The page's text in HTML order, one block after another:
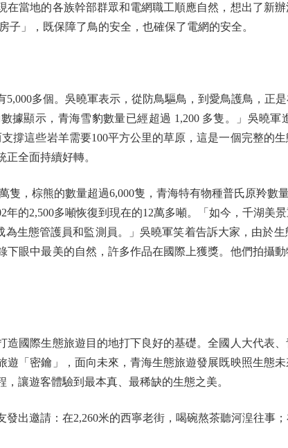
在當地的各族幹部群眾和電網職工順應自然，想出了新
子」，既保障了鳥的安全，也確保了電網的安全。
多個。吳曉軍表示，從防鳥驅鳥，到愛鳥護鳥，正
據顯示，青海雪豹數量已經超過 1,200 多隻。」吳曉
撐這些岩羊需要100平方公里的草原，這是一個完整的
全面持續好轉。
，棕熊的數量超過6,000隻，青海特有物種普氏原羚數
的2,500多噸恢復到現在的12萬多噸。「如今，千湖美
生態管護員和監測員。」吳曉軍笑着告訴大家，由於
下眼中最美的自然，許多作品在國際上獲獎。他們拍攝
國際生態旅遊目的地打下良好的基礎。全國人大代表
「密鑰」，面向未來，青海生態旅遊發展既映照生態
讓遊客體驗到最本真、最稀缺的生態之美。
邀請：在2,260米的西寧老街，喝碗熬茶聽河湟往事；